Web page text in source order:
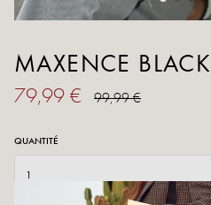
MAXENCE BLACK
79,99 € 99,99 €
QUANTITÉ